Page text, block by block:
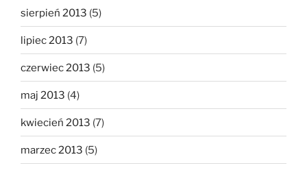
sierpień 2013 (5)
lipiec 2013 (7)
czerwiec 2013 (5)
maj 2013 (4)
kwiecień 2013 (7)
marzec 2013 (5)